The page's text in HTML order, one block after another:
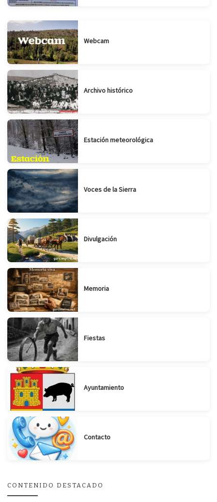
Webcam
Archivo histórico
Estación meteorológica
Voces de la Sierra
Divulgación
Memoria
Fiestas
Ayuntamiento
Contacto
CONTENIDO DESTACADO